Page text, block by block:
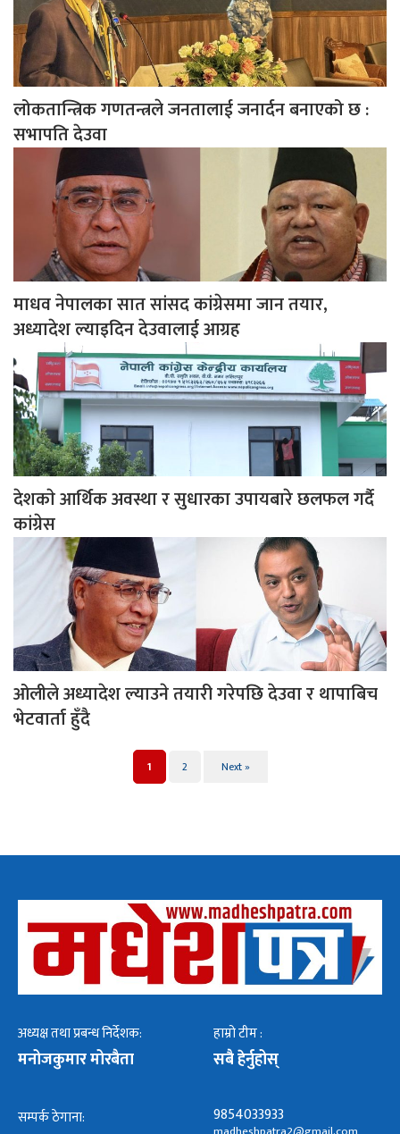
लोकतान्त्रिक गणतन्त्रले जनतालाई जनार्दन बनाएको छ :
सभापति देउवा
माधव नेपालका सात सांसद कांग्रेसमा जान तयार,
अध्यादेश ल्याइदिन देउवालाई आग्रह
देशकाे आर्थिक अवस्था र सुधारका उपायबारे छलफल गर्दै
कांग्रेस
ओलीले अध्यादेश ल्याउने तयारी गरेपछि देउवा र थापाबिच
भेटवार्ता हुँदै
1 2 Next »
अध्यक्ष तथा प्रबन्ध निर्देशक:
मनोजकुमार मोरबैता
हाम्रो टीम :
सबै हेर्नुहोस्
सम्पर्क ठेगाना: 9854033933